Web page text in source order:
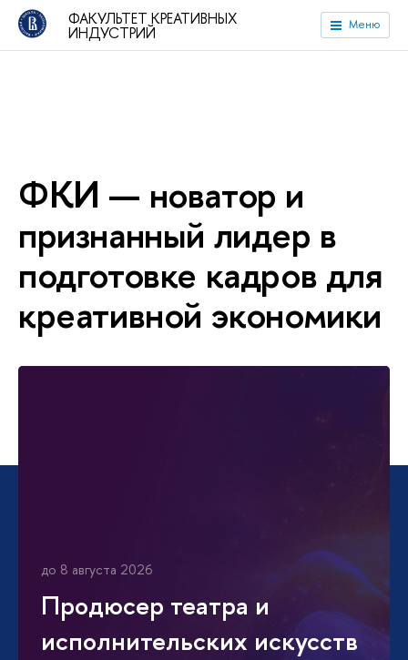
ФАКУЛЬТЕТ КРЕАТИВНЫХ
ИНДУСТРИЙ Меню
ФКИ — новатор и
признанный лидер в
подготовке кадров для
креативной экономики
до 8 августа 2026
Продюсер театра и
исполнительских искусств